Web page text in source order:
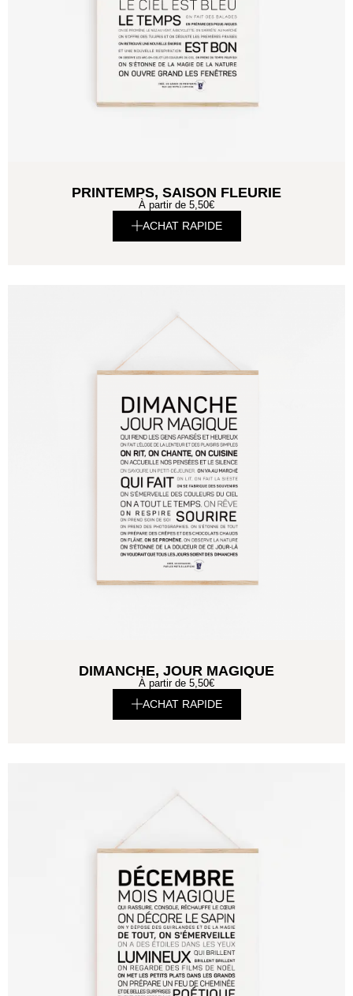
PRINTEMPS, SAISON FLEURIE
À partir de 5,50€
ACHAT RAPIDE
DIMANCHE, JOUR MAGIQUE
À partir de 5,50€
ACHAT RAPIDE